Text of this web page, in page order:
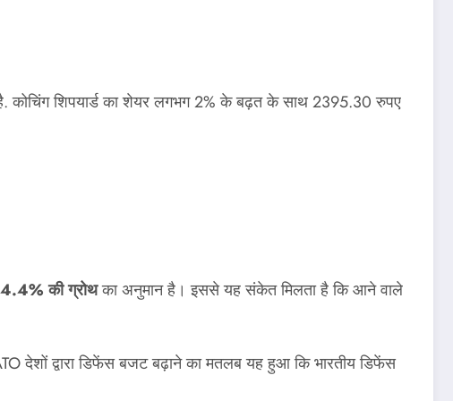
है. कोचिंग शिपयार्ड का शेयर लगभग 2% के बढ़त के साथ 2395.30 रुपए
4.4% की ग्रोथका अनुमान है। इससे यह संकेत मिलता है कि आने वाले
देशों द्वारा डिफेंस बजट बढ़ाने का मतलब यह हुआ कि भारतीय डिफेंस